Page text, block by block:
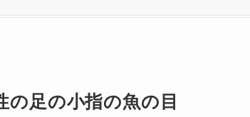
の足の小指の魚の目